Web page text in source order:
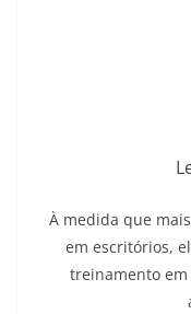
À medida que
em escritórios,
treinamento